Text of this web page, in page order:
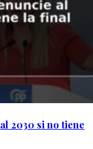
2030 si no tiene